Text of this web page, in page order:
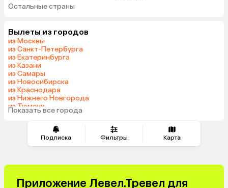
Подписка Фильтры Карта
ОАЭ
Армения
Казахстан
Индия
Катар
Гонконг
Саудовская Аравия
Таджикистан
Остальные страны
Вылеты из городов
из Москвы
из Санкт-Петербурга
из Екатеринбурга
из Казани
из Самары
из Новосибирска
из Краснодара
из Нижнего Новгорода
из Тюмени
из Челябинска
Показать все города
Приложение Левел.Тревел для